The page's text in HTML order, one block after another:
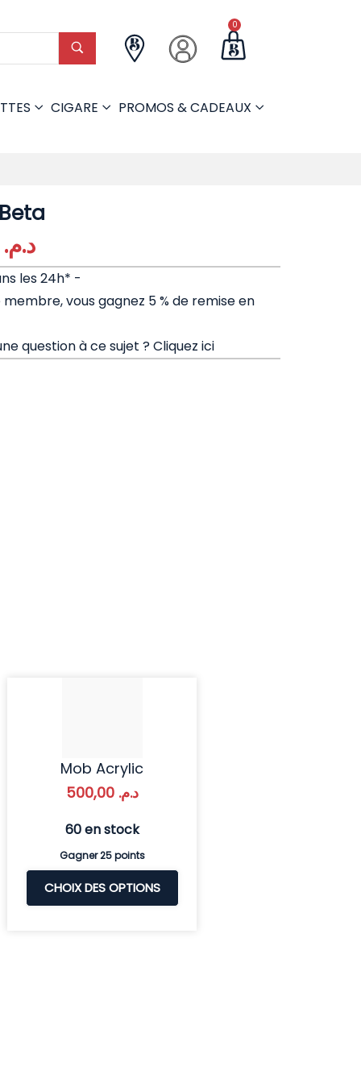
0
CIGARE PROMOS & CADEAUX
د.م.
les 24h* -
vous gagnez 5 % de remise en
question à ce sujet ?Cliquez ici
Mob Acrylic
د.م. 500,00
60 en stock
Gagner 25 points
CHOIX DES OPTIONS